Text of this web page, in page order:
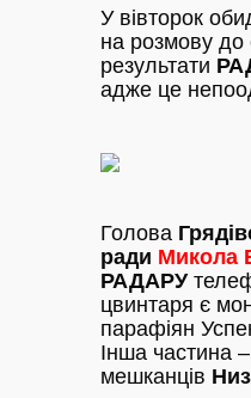
У вівторок
на розмову до
результати
адже це
Голова
ради Микола
РАДАРУ
цвинтаря є
парафіян
Інша частина
мешканців